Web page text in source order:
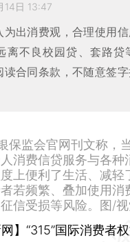
日 13:47
为出消费观，合理使用
离不良校园贷、套路贷
读合同条款，不随意签
保监会官网刊文称，
消费信贷服务与各种
上便利了生活、减轻
若频繁、叠加使用消
信受损等风险。图/视
】 “315”国际消费者